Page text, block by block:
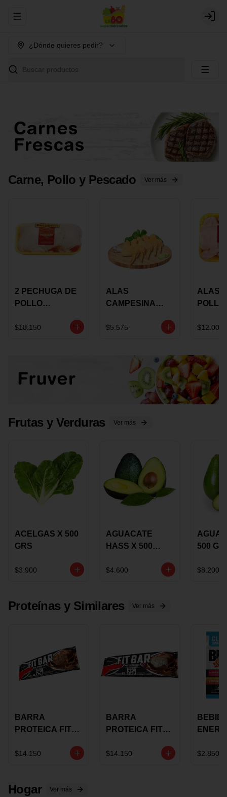
Abrir menu de navegación Login
¿Dónde quieres pedir?
Buscar productos
Carne, Pollo y Pescado Ver más
2 PECHUGA DE
POLLO
MARINADA X
$18.150
ALAS
CAMPESINA
COSTILLAR A
$5.575
ALAS
POLLO
$12.000
Frutas y Verduras Ver más
ACELGAS X 500
GRS
$3.900
AGUACATE
HASS X 500
$4.600
500
$8.200
Proteínas y Similares Ver más
BARRA
PROTEICA FIT
CHOCOLATE X
$14.150
BARRA
PROTEICA FIT
GRS
$14.150
STACK 6G
$2.850
Hogar Ver más